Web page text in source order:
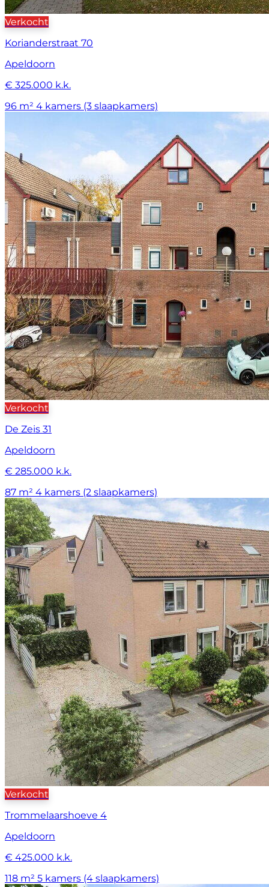
Verkocht
Korianderstraat 70
Apeldoorn
€ 325.000 k.k.
96 m² 4 kamers (3 slaapkamers)
Verkocht
De Zeis 31
Apeldoorn
€ 285.000 k.k.
87 m² 4 kamers (2 slaapkamers)
Verkocht
Trommelaarshoeve 4
Apeldoorn
€ 425.000 k.k.
118 m² 5 kamers (4 slaapkamers)